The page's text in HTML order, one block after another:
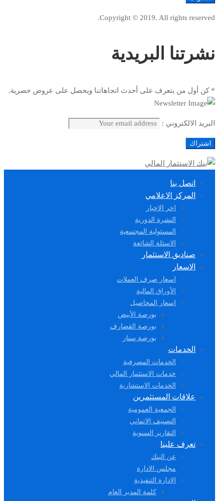
Copyright © 2019. All rights reserved.
نشرتنا البريدية
* كن أول من يتعرف على أحدث اتجاهاتنا ويحصل على عروض حصرية.
البريد الالكتروني :
اتصل بنا
المركز الاعلامي
اخر الاخبار
النشرة الدورية
المسئولية المجتمعية
الاسئلة الشائعة
صناديق الاستثمار
الاسعار
اسعار صرف العملات
الأوراق المالية
اسعار المحاصيل
بورصة الأبيض
بورصة القضارف
بورصة سنار
الخدمات
الخدمات المصرفية
خدمات الاستثمار المالي
الخدمات الاستشارية
علاقات المستثمرين
الجمعية العمومية
التصنيف الاتماني
التقارير السنوية
تعرف علينا
عن البنك
مجلس الادارة
الادارة التنفيذية
كلمة المدير العام